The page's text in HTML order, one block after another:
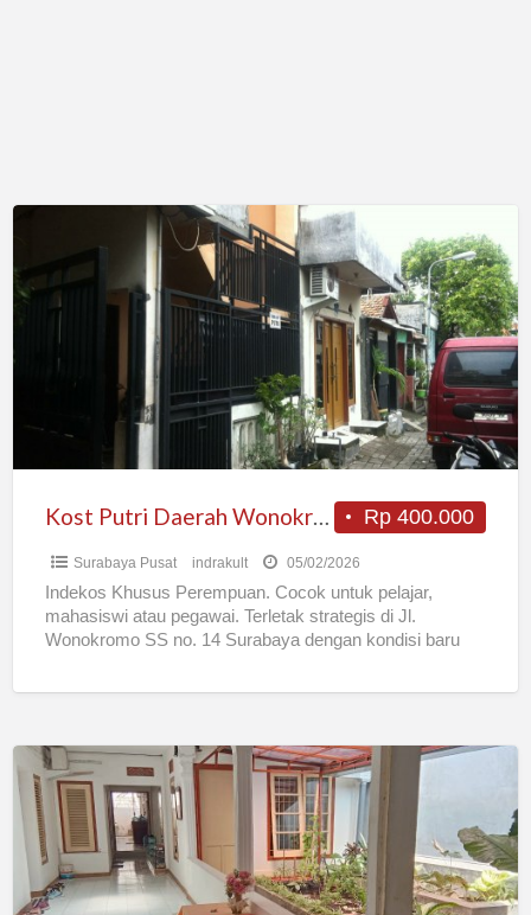
Daerah
Wonokromo,
Tengah
Rp 400.000
Kost Putri Daerah Wonokromo, Tengah Kota Surabaya
Surabaya Pusat indrakult 05/02/2026
Indekos Khusus Perempuan. Cocok untuk pelajar,
mahasiswi atau pegawai. Terletak strategis di Jl.
Wonokromo SS no. 14 Surabaya dengan kondisi baru
Kost
Putri
Nyaman
Tengah
Kota